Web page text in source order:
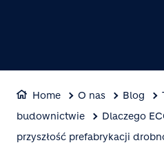
Home O nas Blog
budownictwie
Dlaczego
przyszłość prefabrykacji